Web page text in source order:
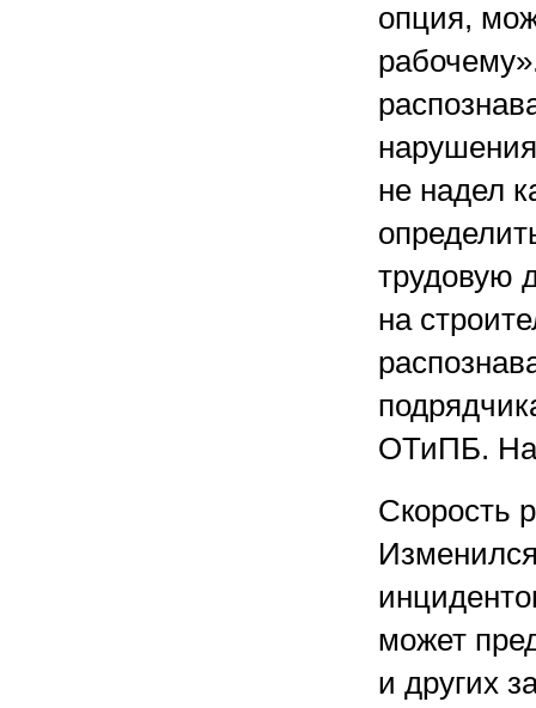
опция,
не надел
трудовую
на
ОТиПБ.
Скорость
может
и других